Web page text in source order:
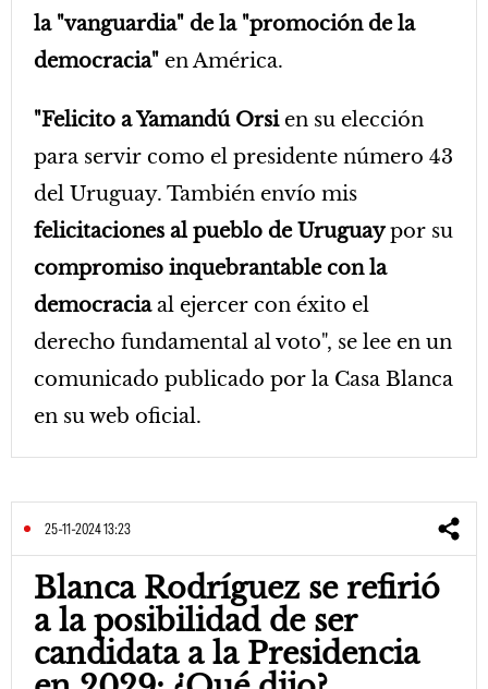
la "vanguardia" de la "promoción de la
democracia" en América.
"Felicito a Yamandú Orsi en su elección
para servir como el presidente número 43
del Uruguay. También envío mis
felicitaciones al pueblo de Uruguaypor su
compromiso inquebrantable con la
democraciaal ejercer con éxito el
derecho fundamental al voto", se lee en un
comunicado publicado por la Casa Blanca
en su web oficial.
25-11-2024 13:23
Blanca Rodríguez se refirió
a la posibilidad de ser
candidata a la Presidencia